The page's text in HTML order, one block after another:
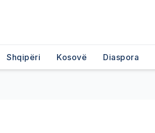
Shqipëri Kosovë Diaspora